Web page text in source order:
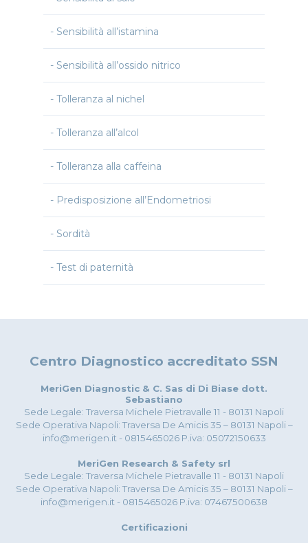
Sensibilità all’istamina
Sensibilità all’ossido nitrico
Tolleranza al nichel
Tolleranza all’alcol
Tolleranza alla caffeina
Predisposizione all’Endometriosi
Sordità
Test di paternità
Centro Diagnostico accreditato SSN
MeriGen Diagnostic & C. Sas di Di Biase dott.
Sebastiano
Sede Legale: Traversa Michele Pietravalle 11 - 80131 Napoli
Sede Operativa Napoli: Traversa De Amicis 35 – 80131 Napoli –
info@merigen.it - 0815465026 P.iva: 05072150633
MeriGen Research & Safety srl
Sede Legale: Traversa Michele Pietravalle 11 - 80131 Napoli
Sede Operativa Napoli: Traversa De Amicis 35 – 80131 Napoli –
info@merigen.it - 0815465026 P.iva: 07467500638
Certificazioni